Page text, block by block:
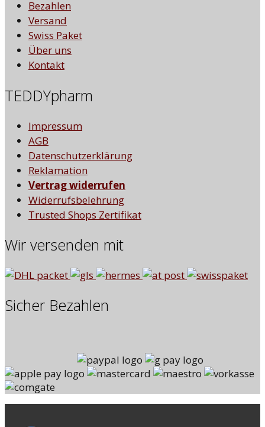
Bezahlen
Versand
Swiss Paket
Über uns
Kontakt
TEDDYpharm
Impressum
AGB
Datenschutzerklärung
Reklamation
Vertrag widerrufen
Widerrufsbelehrung
Trusted Shops Zertifikat
Wir versenden mit
Sicher Bezahlen